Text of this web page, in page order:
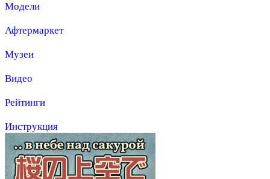
Модели
Афтермаркет
Музеи
Видео
Рейтинги
Инструкция